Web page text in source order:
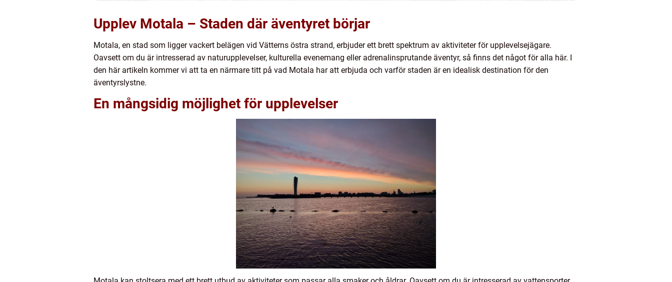
Upplev Motala – Staden där äventyret börjar
Motala, en stad som ligger vackert belägen vid Vätterns östra strand, erbjuder ett brett spektrum av aktiviteter för upplevelsejägare.
Oavsett om du är intresserad av naturupplevelser, kulturella evenemang eller adrenalinsprutande äventyr, så finns det något för alla här. I
den här artikeln kommer vi att ta en närmare titt på vad Motala har att erbjuda och varför staden är en idealisk destination för den
äventyrslystne.
En mångsidig möjlighet för upplevelser